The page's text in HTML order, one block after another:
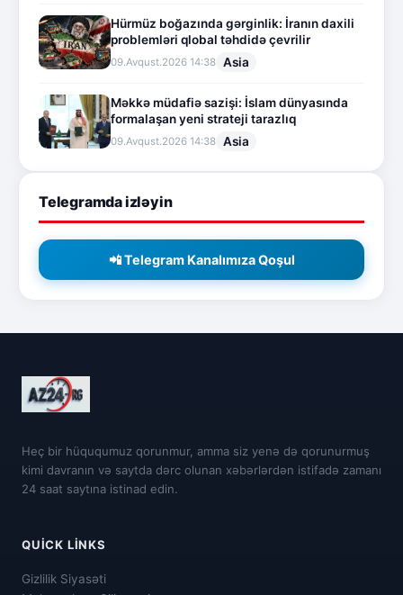
Hürmüz boğazında gərginlik: İranın daxili
problemləri qlobal təhdidə çevrilir
09.Avqust.2026 14:38 Asia
Məkkə müdafiə sazişi: İslam dünyasında
formalaşan yeni strateji tarazlıq
09.Avqust.2026 14:38 Asia
Telegramda izləyin
📲 Telegram Kanalımıza Qoşul
Heç bir hüququmuz qorunmur, amma siz yenə də qorunurmuş
kimi davranın və saytda dərc olunan xəbərlərdən istifadə zamanı
24 saat saytına istinad edin.
QUICK LINKS
Gizlilik Siyasəti